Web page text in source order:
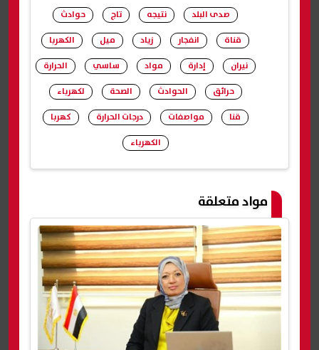
صدى البلد
نتيجه تاج
حوادث
قناة
انفجار زياد ميل
الكهربا
نيران
إدارة مواد ساسي
الحرارة
حرائق
الحوادث الصحة
لكهرباء
قنا
مواصفات درجات الحرارة
كهربا
الكهرباء
مواد متعلقة